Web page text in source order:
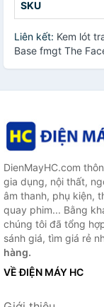
SKU
Liên kết: Kem lót
Base fmgt The
DienMayHC.com
gia dụng, nội thất,
âm thanh, phụ kiện,
quay phim... Bằng
chúng tôi đã tổng
sánh giá, tìm giá rẻ
hàng.
VỀ ĐIỆN MÁY HC